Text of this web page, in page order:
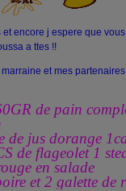
et encore j espere que
a ttes !!
et mes partenaires
de pain
de jus dorange
de flageolet 1
en salade
et 2 galette de